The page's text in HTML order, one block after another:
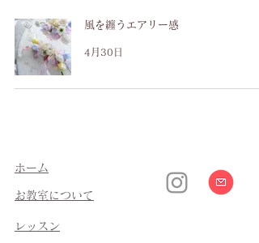
風を纏うエアリー感
4月30日
​ホーム
​お教室について
​レッスン